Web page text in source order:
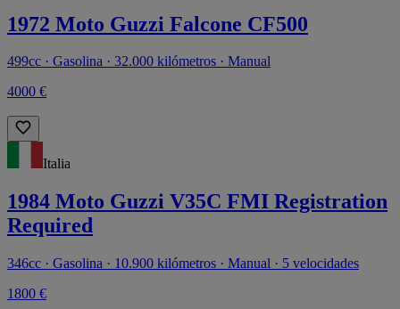
1972 Moto Guzzi Falcone CF500
499cc · Gasolina · 32.000 kilómetros · Manual
4000 €
Italia
1984 Moto Guzzi V35C FMI Registration
Required
346cc · Gasolina · 10.900 kilómetros · Manual · 5 velocidades
1800 €